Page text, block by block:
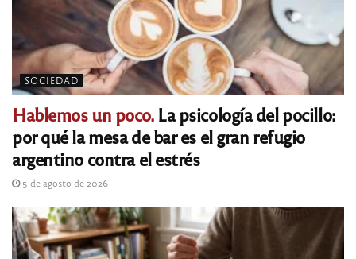
SOCIEDAD
Hablemos un poco.La psicología del pocillo:
por qué la mesa de bar es el gran refugio
argentino contra el estrés
5 de agosto de 2026